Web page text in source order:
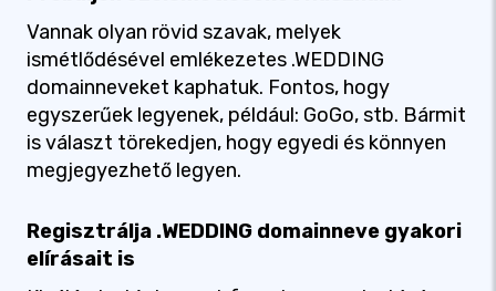
Vannak olyan rövid szavak, melyek
ismétlődésével emlékezetes .WEDDING
domainneveket kaphatuk. Fontos, hogy
egyszerűek legyenek, például: GoGo, stb. Bármit
is választ törekedjen, hogy egyedi és könnyen
megjegyezhető legyen.
Regisztrálja .WEDDING domainneve gyakori
elírásait is